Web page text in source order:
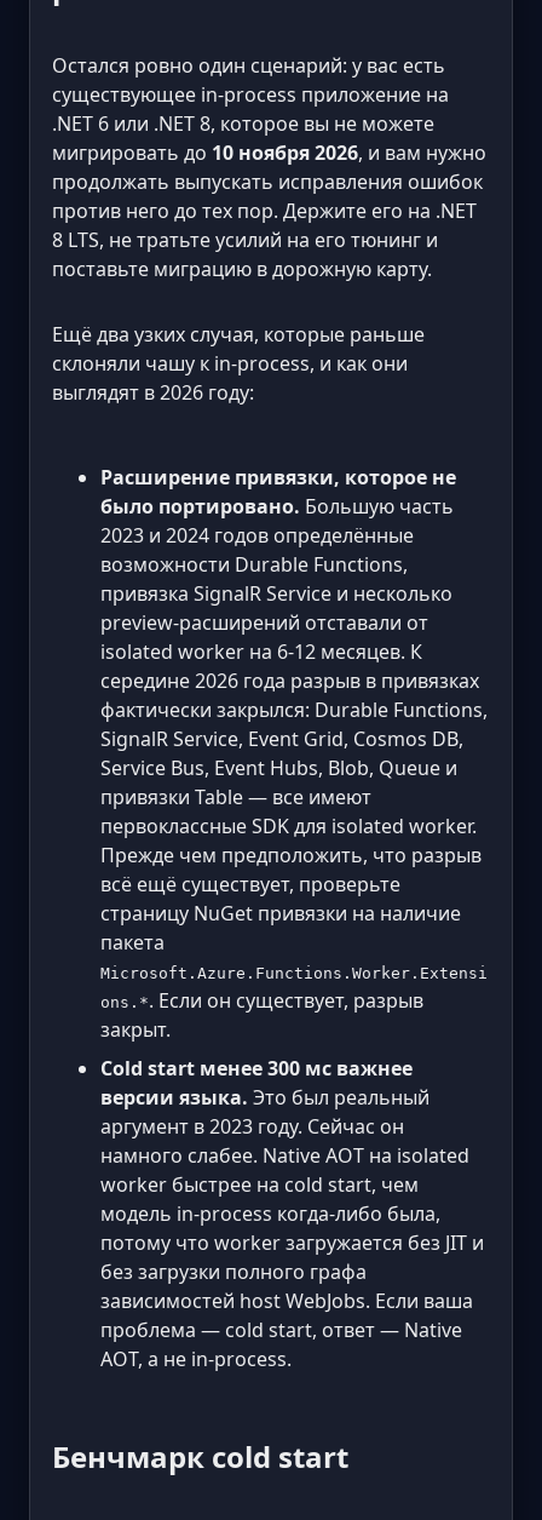
Остался ровно один сценарий: у вас есть
существующее in-process приложение на
.NET 6 или .NET 8, которое вы не можете
мигрировать до 10 ноября 2026, и вам нужно
продолжать выпускать исправления ошибок
против него до тех пор. Держите его на .NET
8 LTS, не тратьте усилий на его тюнинг и
поставьте миграцию в дорожную карту.
Ещё два узких случая, которые раньше
склоняли чашу к in-process, и как они
выглядят в 2026 году:
Расширение привязки, которое не
было портировано. Большую часть
2023 и 2024 годов определённые
возможности Durable Functions,
привязка SignalR Service и несколько
preview-расширений отставали от
isolated worker на 6-12 месяцев. К
середине 2026 года разрыв в привязках
фактически закрылся: Durable Functions,
SignalR Service, Event Grid, Cosmos DB,
Service Bus, Event Hubs, Blob, Queue и
привязки Table — все имеют
первоклассные SDK для isolated worker.
Прежде чем предположить, что разрыв
всё ещё существует, проверьте
страницу NuGet привязки на наличие
пакета
Microsoft.Azure.Functions.Worker.Extensi
ons.*. Если он существует, разрыв
закрыт.
Cold start менее 300 мс важнее
версии языка. Это был реальный
аргумент в 2023 году. Сейчас он
намного слабее. Native AOT на isolated
worker быстрее на cold start, чем
модель in-process когда-либо была,
потому что worker загружается без JIT и
без загрузки полного графа
зависимостей host WebJobs. Если ваша
проблема — cold start, ответ — Native
AOT, а не in-process.
Бенчмарк cold start